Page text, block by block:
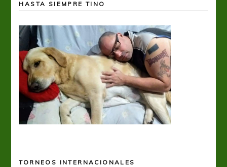
HASTA SIEMPRE TINO
TORNEOS INTERNACIONALES